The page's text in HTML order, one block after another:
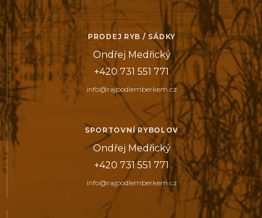
PRODEJ RYB / SÁDKY
Ondřej Medřický
+420 731 551 771
info@rajpodlemberkem.cz
SPORTOVNÍ RYBOLOV
Ondřej Medřický
+420 731 551 771
info@rajpodlemberkem.cz